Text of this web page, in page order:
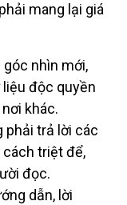
mang lại giá
góc nhìn mới,
độc quyền
khác.
phải trả lời các
cách triệt để,
đọc.
dẫn, lời